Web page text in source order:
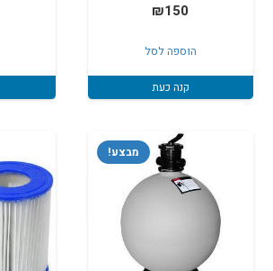
₪150
הוספה לסל
קנה כעת
מבצע!